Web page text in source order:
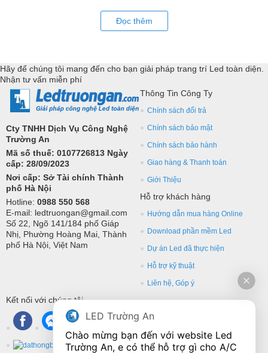
lượng cao, chíp led siêu sáng. Đồng hành, hỗ trợ kỹ thuật triển khai
Đọc thêm
Hãy để chúng tôi mang đến cho bạn giải pháp trang trí Led toàn diện.
Nhận tư vấn miễn phí
Cty TNHH Dịch Vụ Công Nghệ
Trường An
Mã số thuế: 0107726813 Ngày
cấp: 28/09/2023
Nơi cấp: Sở Tài chính Thành
phố Hà Nội
Hotline: 0988 550 568
E-mail: ledtruongan@gmail.com
Số 22, Ngõ 141/184 phố Giáp
Nhị, Phường Hoàng Mai, Thành
phố Hà Nội, Việt Nam
Thông Tin Công Ty
Chính sách đổi trả
Chính sách bảo mật
Chính sách bảo hành
Giao hàng & Thanh toán
Giới Thiệu
Hỗ trợ khách hàng
Hướng dẫn mua hàng Online
Download phần mềm Led
Dự án Led đã thực hiện
Hỗ trợ kỹ thuật
Liên hệ, Góp ý
Kết nối với chúng tôi
LED Trường An
Chào mừng bạn đến với website Led
Trường An, e có thể hỗ trợ gì cho A/C